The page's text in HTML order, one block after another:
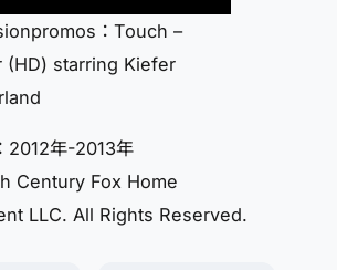
：Touch –
(HD) starring Kiefer
2012年-2013年
Century Fox Home
LLC. All Rights Reserved.